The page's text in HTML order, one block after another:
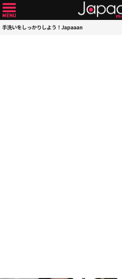
手洗いをしっかりしよう！Japaaan